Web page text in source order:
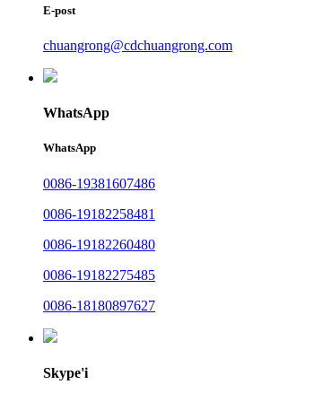
E-post
chuangrong@cdchuangrong.com
WhatsApp
WhatsApp
0086-19381607486
0086-19182258481
0086-19182260480
0086-19182275485
0086-18180897627
Skype'i